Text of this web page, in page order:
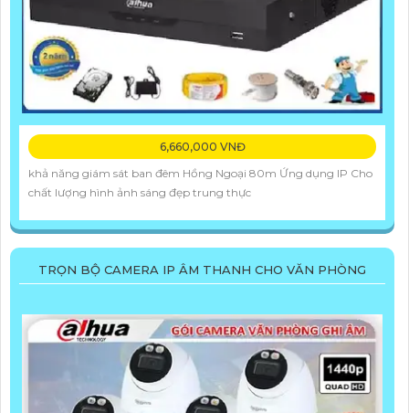
6,660,000 VNĐ
khả năng giám sát ban đêm Hồng Ngoại 80m Ứng dụng IP Cho
chất lượng hình ảnh sáng đẹp trung thực
TRỌN BỘ CAMERA IP ÂM THANH CHO VĂN PHÒNG